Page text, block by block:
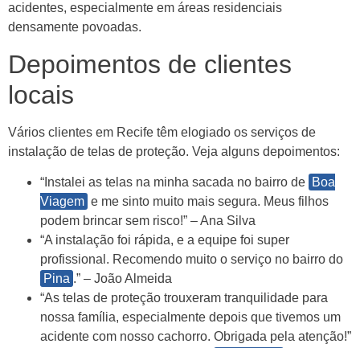
acidentes, especialmente em áreas residenciais
densamente povoadas.
Depoimentos de clientes
locais
Vários clientes em Recife têm elogiado os serviços de
instalação de telas de proteção. Veja alguns depoimentos:
“Instalei as telas na minha sacada no bairro de Boa
Viagem e me sinto muito mais segura. Meus filhos
podem brincar sem risco!” – Ana Silva
“A instalação foi rápida, e a equipe foi super
profissional. Recomendo muito o serviço no bairro do
Pina .” – João Almeida
“As telas de proteção trouxeram tranquilidade para
nossa família, especialmente depois que tivemos um
acidente com nosso cachorro. Obrigada pela atenção!”